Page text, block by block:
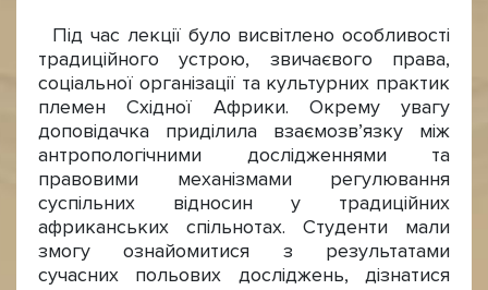
Під час лекції було висвітлено особливості
традиційного устрою, звичаєвого права,
соціальної організації та культурних практик
племен Східної Африки. Окрему увагу
доповідачка приділила взаємозв’язку між
антропологічними дослідженнями та
правовими механізмами регулювання
суспільних відносин у традиційних
африканських спільнотах. Студенти мали
змогу ознайомитися з результатами
сучасних польових досліджень, дізнатися